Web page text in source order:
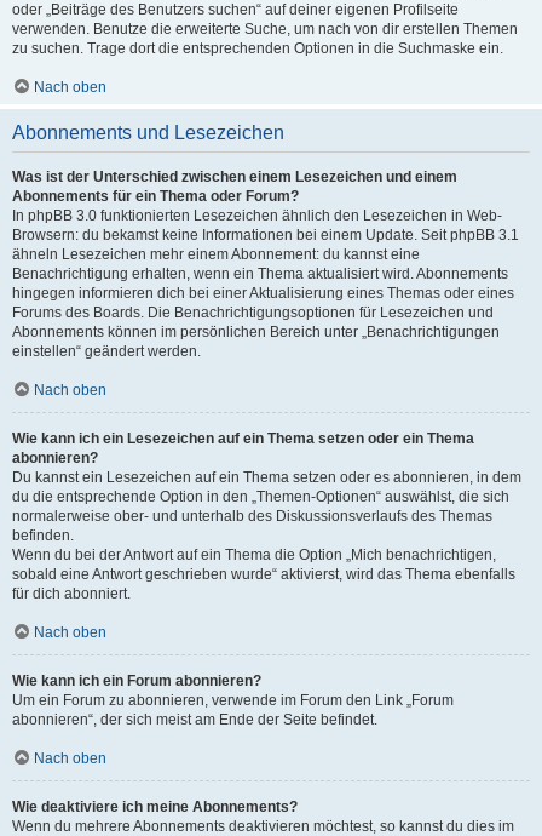
oder „Beiträge des Benutzers suchen“ auf deiner eigenen Profilseite
verwenden. Benutze die erweiterte Suche, um nach von dir erstellen Themen
zu suchen. Trage dort die entsprechenden Optionen in die Suchmaske ein.
Nach oben
Abonnements und Lesezeichen
Was ist der Unterschied zwischen einem Lesezeichen und einem
Abonnements für ein Thema oder Forum?
In phpBB 3.0 funktionierten Lesezeichen ähnlich den Lesezeichen in Web-
Browsern: du bekamst keine Informationen bei einem Update. Seit phpBB 3.1
ähneln Lesezeichen mehr einem Abonnement: du kannst eine
Benachrichtigung erhalten, wenn ein Thema aktualisiert wird. Abonnements
hingegen informieren dich bei einer Aktualisierung eines Themas oder eines
Forums des Boards. Die Benachrichtigungsoptionen für Lesezeichen und
Abonnements können im persönlichen Bereich unter „Benachrichtigungen
einstellen“ geändert werden.
Nach oben
Wie kann ich ein Lesezeichen auf ein Thema setzen oder ein Thema
abonnieren?
Du kannst ein Lesezeichen auf ein Thema setzen oder es abonnieren, in dem
du die entsprechende Option in den „Themen-Optionen“ auswählst, die sich
normalerweise ober- und unterhalb des Diskussionsverlaufs des Themas
befinden.
Wenn du bei der Antwort auf ein Thema die Option „Mich benachrichtigen,
sobald eine Antwort geschrieben wurde“ aktivierst, wird das Thema ebenfalls
für dich abonniert.
Nach oben
Wie kann ich ein Forum abonnieren?
Um ein Forum zu abonnieren, verwende im Forum den Link „Forum
abonnieren“, der sich meist am Ende der Seite befindet.
Nach oben
Wie deaktiviere ich meine Abonnements?
Wenn du mehrere Abonnements deaktivieren möchtest, so kannst du dies im